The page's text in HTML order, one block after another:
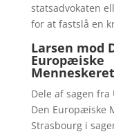
statsadvokaten
for at fastslå en
Larsen mod
Europæiske
Dele af sagen fra
Den Europæiske
Strasbourg i